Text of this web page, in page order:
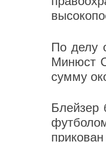
По делу
Минюст
сумму
Блейзер